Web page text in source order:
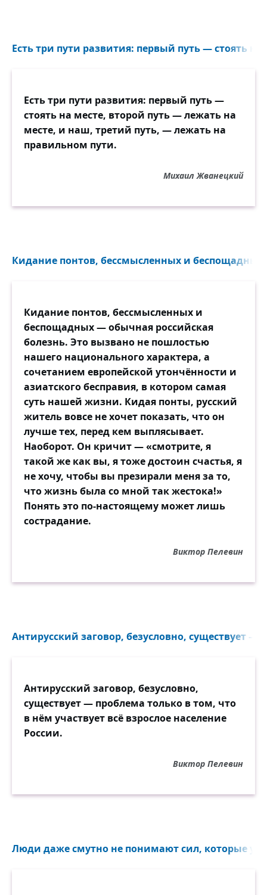
Есть три пути развития: первый путь — стоять на
Есть три пути развития: первый путь —
стоять на месте, второй путь — лежать на
месте, и наш, третий путь, — лежать на
правильном пути.
Михаил Жванецкий
Кидание понтов, бессмысленных и
Кидание понтов, бессмысленных и
беспощадных — обычная российская
болезнь. Это вызвано не пошлостью
нашего национального характера, а
сочетанием европейской утончённости и
азиатского бесправия, в котором самая
суть нашей жизни. Кидая понты, русский
житель вовсе не хочет показать, что он
лучше тех, перед кем выплясывает.
Наоборот. Он кричит — «смотрите, я
такой же как вы, я тоже достоин счастья, я
не хочу, чтобы вы презирали меня за то,
что жизнь была со мной так жестока!»
Понять это по-настоящему может лишь
сострадание.
Виктор Пелевин
Антирусский заговор, безусловно, существует —
Антирусский заговор, безусловно,
существует — проблема только в том, что
в нём участвует всё взрослое население
России.
Виктор Пелевин
Люди даже смутно не понимают сил, которые